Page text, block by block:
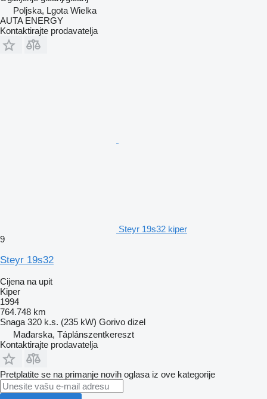
Poljska, Lgota Wielka
AUTA ENERGY
Kontaktirajte prodavatelja
Steyr 19s32 kiper
9
Steyr 19s32
Cijena na upit
Kiper
1994
764.748 km
Snaga 320 k.s. (235 kW) Gorivo dizel
Mađarska, Táplánszentkereszt
Kontaktirajte prodavatelja
Pretplatite se na primanje novih oglasa iz ove kategorije